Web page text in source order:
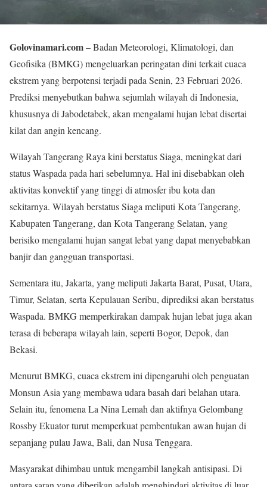
Golovinamari.com– Badan Meteorologi, Klimatologi, dan
Geofisika (BMKG) mengeluarkan peringatan dini terkait cuaca
ekstrem yang berpotensi terjadi pada Senin, 23 Februari 2026.
Prediksi menyebutkan bahwa sejumlah wilayah di Indonesia,
khususnya di Jabodetabek, akan mengalami hujan lebat disertai
kilat dan angin kencang.
Wilayah Tangerang Raya kini berstatus Siaga, meningkat dari
status Waspada pada hari sebelumnya. Hal ini disebabkan oleh
aktivitas konvektif yang tinggi di atmosfer ibu kota dan
sekitarnya. Wilayah berstatus Siaga meliputi Kota Tangerang,
Kabupaten Tangerang, dan Kota Tangerang Selatan, yang
berisiko mengalami hujan sangat lebat yang dapat menyebabkan
banjir dan gangguan transportasi.
Sementara itu, Jakarta, yang meliputi Jakarta Barat, Pusat, Utara,
Timur, Selatan, serta Kepulauan Seribu, diprediksi akan berstatus
Waspada. BMKG memperkirakan dampak hujan lebat juga akan
terasa di beberapa wilayah lain, seperti Bogor, Depok, dan
Bekasi.
Menurut BMKG, cuaca ekstrem ini dipengaruhi oleh penguatan
Monsun Asia yang membawa udara basah dari belahan utara.
Selain itu, fenomena La Nina Lemah dan aktifnya Gelombang
Rossby Ekuator turut memperkuat pembentukan awan hujan di
sepanjang pulau Jawa, Bali, dan Nusa Tenggara.
Masyarakat dihimbau untuk mengambil langkah antisipasi. Di